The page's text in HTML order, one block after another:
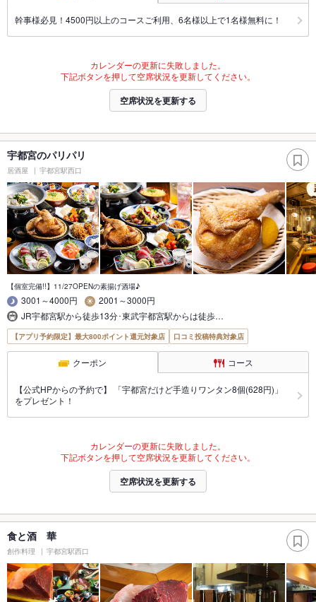
幹事様必見！4500円以上のコースご利用、6名様以上で1名様無料に！
カレンダーの更新に失敗しました。
下記ボタンを押して空席状況を更新してください。
空席状況を更新する
宇都宮のパリパリ
居酒屋 宇都宮駅西口
【個室完備!!】11/27OPENの素揚げ酒場♪
3001～4000円
2001～3000円
JR宇都宮駅から徒歩13分･東武宇都宮駅からは徒歩…
【アプリ予約限定】最大800ポイント還元対象店 口コミ投稿特典対象店
クーポン コース
【公式HPからの予約で】 「宇都宮だけど手造りワンタン8個(628円)」
をプレゼント！
カレンダーの更新に失敗しました。
下記ボタンを押して空席状況を更新してください。
空席状況を更新する
食と酒 華
創作料理 宇都宮駅西口